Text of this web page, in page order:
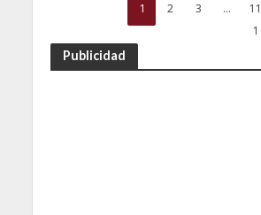
1 2 3 …
11
1
Publicidad